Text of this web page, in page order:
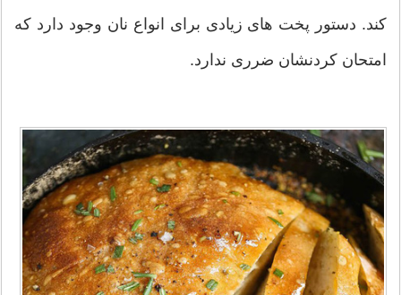
کند. دستور پخت های زیادی برای انواع نان وجود دارد که
امتحان کردنشان ضرری ندارد.